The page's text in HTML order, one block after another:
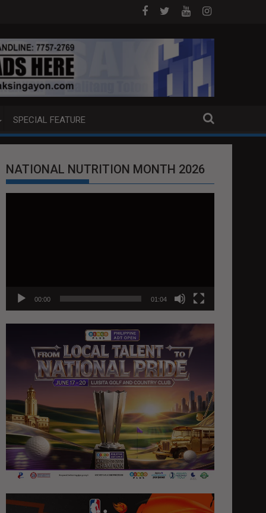
REQUEST NG U.S. LABAN KAY QUIBOLOY
MAHIGIT P21-M HALAGANG SMUGGLED
SPECIAL FEATURE
NATIONAL NUTRITION MONTH 2026
00:00 01:04